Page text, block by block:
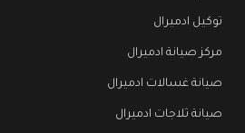
توكيل ادميرال
مركز صيانة ادميرال
صيانة غسالات ادميرال
صيانة ثلاجات ادميرال